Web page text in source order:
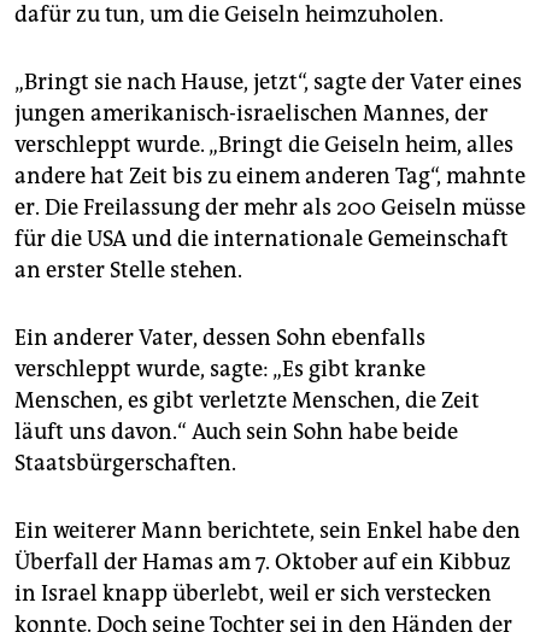
dafür zu tun, um die Geiseln heimzuholen.
„Bringt sie nach Hause, jetzt“, sagte der Vater eines
jungen amerikanisch-israelischen Mannes, der
verschleppt wurde. „Bringt die Geiseln heim, alles
andere hat Zeit bis zu einem anderen Tag“, mahnte
er. Die Freilassung der mehr als 200 Geiseln müsse
für die USA und die internationale Gemeinschaft
an erster Stelle stehen.
Ein anderer Vater, dessen Sohn ebenfalls
verschleppt wurde, sagte: „Es gibt kranke
Menschen, es gibt verletzte Menschen, die Zeit
läuft uns davon.“ Auch sein Sohn habe beide
Staatsbürgerschaften.
Ein weiterer Mann berichtete, sein Enkel habe den
Überfall der Hamas am 7. Oktober auf ein Kibbuz
in Israel knapp überlebt, weil er sich verstecken
konnte. Doch seine Tochter sei in den Händen der